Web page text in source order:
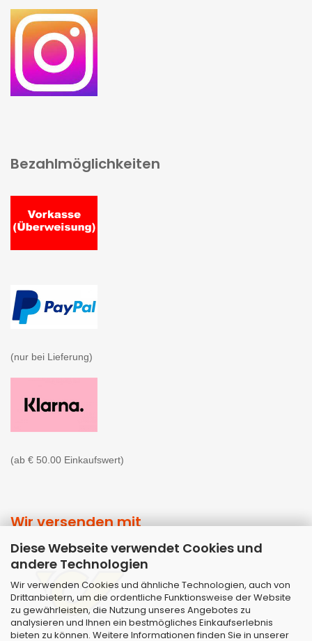
Diese Webseite verwendet Cookies und
andere Technologien
Wir verwenden Cookies und ähnliche Technologien, auch von
Drittanbietern, um die ordentliche Funktionsweise der Website
zu gewährleisten, die Nutzung unseres Angebotes zu
analysieren und Ihnen ein bestmögliches Einkaufserlebnis
bieten zu können. Weitere Informationen finden Sie in unserer
Bezahlmöglichkeiten
(nur bei Lieferung)
(ab € 50.00 Einkaufswert)
Wir versenden mit